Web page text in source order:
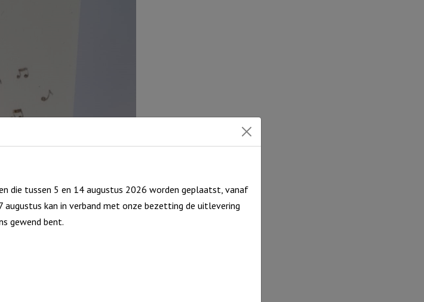
die tussen 5 en 14 augustus 2026 worden geplaatst, vanaf
kan in verband met onze bezetting de uitlevering
gewend bent.